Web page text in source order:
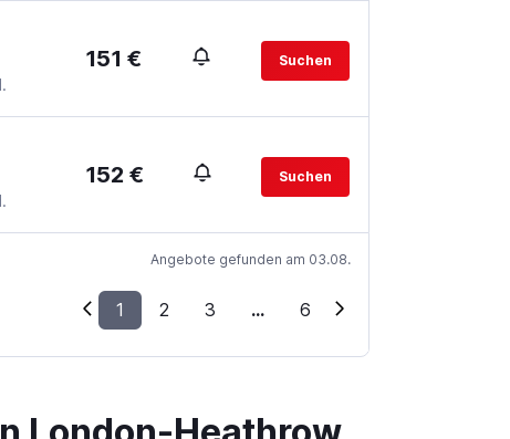
151 € Suchen
152 € Suchen
Angebote gefunden am 03.08.
1 2 3 ... 6